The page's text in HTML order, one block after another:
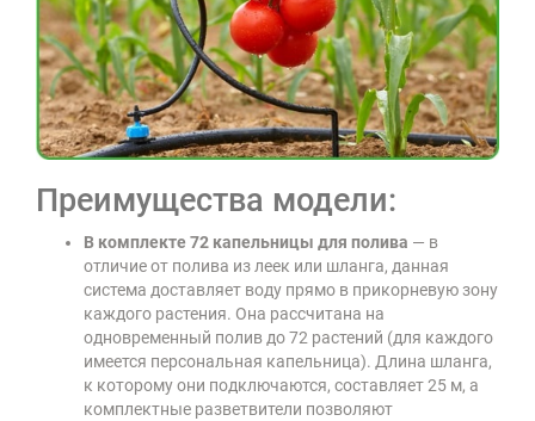
Преимущества модели:
В комплекте 72 капельницы для полива — в
отличие от полива из леек или шланга, данная
система доставляет воду прямо в прикорневую зону
каждого растения. Она рассчитана на
одновременный полив до 72 растений (для каждого
имеется персональная капельница). Длина шланга,
к которому они подключаются, составляет 25 м, а
комплектные разветвители позволяют